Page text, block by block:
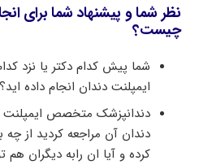
نظر شما و پیشنهاد شما برای
چیست؟
شما پیش کدام دکتر یا نزد
ایمپلنت دندان انجام داده اید؟
دندانپزشک متخصص ایمپلنت
دندان آن مراجعه کردید از چه
کرده و آیا ان رابه دیگران